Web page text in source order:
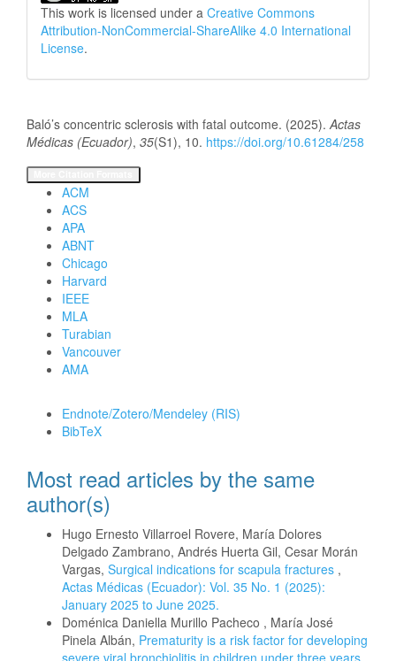
This work is licensed under a Creative Commons
Attribution-NonCommercial-ShareAlike 4.0 International
License.
Baló’s concentric sclerosis with fatal outcome. (2025).Actas
Médicas (Ecuador), 35(S1), 10. https://doi.org/10.61284/258
ACM
ACS
APA
ABNT
Chicago
Harvard
IEEE
MLA
Turabian
Vancouver
AMA
Endnote/Zotero/Mendeley (RIS)
BibTeX
Most read articles by the same
author(s)
Hugo Ernesto Villarroel Rovere, María Dolores
Delgado Zambrano, Andrés Huerta Gil, Cesar Morán
Vargas, Surgical indications for scapula fractures ,
Actas Médicas (Ecuador): Vol. 35 No. 1 (2025):
January 2025 to June 2025.
Doménica Daniella Murillo Pacheco , María José
Pinela Albán, Prematurity is a risk factor for developing